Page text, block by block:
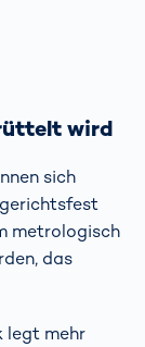
wird
sich
metrologisch
das
legt mehr